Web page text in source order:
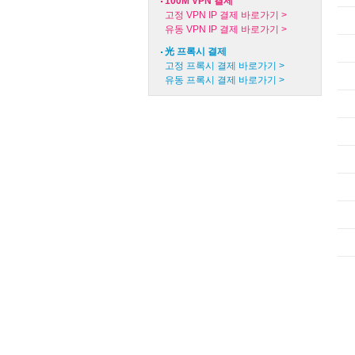
고정 VPN IP 결제 바로가기 >
유동 VPN IP 결제 바로가기 >
光 프록시 결제
고정 프록시 결제 바로가기 >
유동 프록시 결제 바로가기 >